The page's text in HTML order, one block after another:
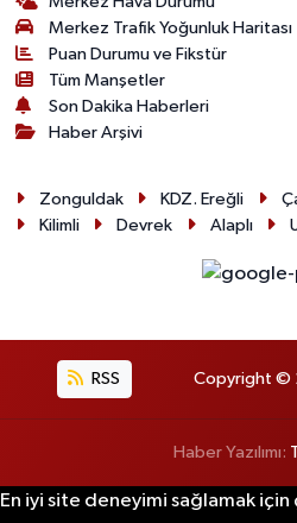
Merkez Trafik Yoğunluk Haritası
Puan Durumu ve Fikstür
Tüm Manşetler
Son Dakika Haberleri
Haber Arşivi
Zonguldak KDZ. Ereğli
Kilimli
Devrek Alaplı
RSS Copyright ©
Haber Yazılımı:
En iyi site deneyimi sağlamak